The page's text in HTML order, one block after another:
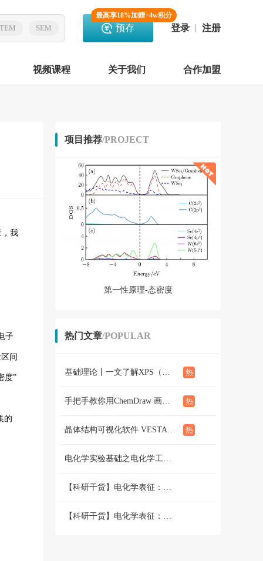
SEM
最高享18%加赠+4w积分
预存 登录 注册
视频课程 关于我们 合作加盟
我
子
间
度”
的
项目推荐/PROJECT
第一性原理-态密度
热门文章/POPULAR
基础理论丨一文了解XPS（概念、定性定量分析、分析方法、谱线结构）
手把手教你用ChemDraw 画化学结构式：基础篇
晶体结构可视化软件 VESTA使用教程（下篇）
电化学实验基础之电化学工作站篇 （二）三电极和两电极体系的搭建 和测试
【科研干货】电化学表征：循环伏安法详解（上）
【科研干货】电化学表征：循环伏安法详解（下）